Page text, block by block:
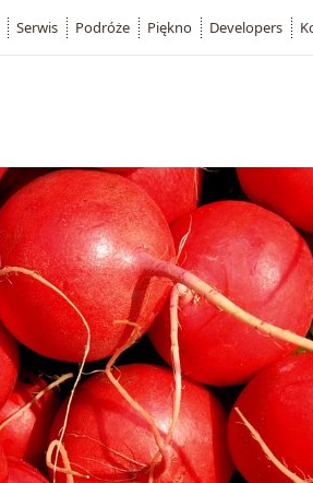
Serwis Podróże Piękno Developers